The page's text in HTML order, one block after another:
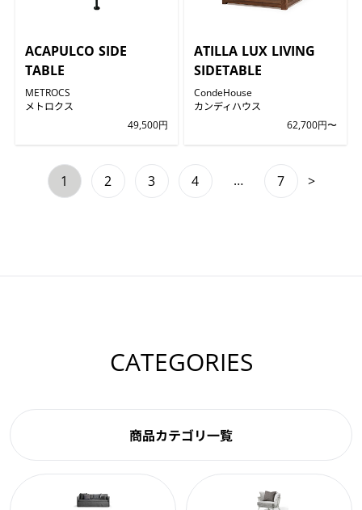
ACAPULCO SIDE
TABLE
METROCS
メトロクス
49,500円
ATILLA LUX LIVING
SIDETABLE
CondeHouse
カンディハウス
62,700円〜
1 2 3 4 … 7 >
CATEGORIES
商品カテゴリ一覧